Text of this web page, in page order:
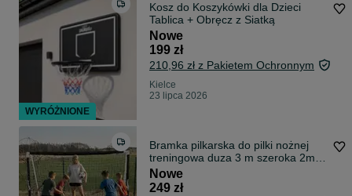
Kosz do Koszykówki dla Dzieci
Tablica + Obręcz z Siatką
Nowe
199 zł
210,96 zł z Pakietem Ochronnym
Kielce
23 lipca 2026
Bramka pilkarska do pilki nożnej
treningowa duza 3 m szeroka 2m
wysoka
Nowe
249 zł
WYRÓŻNIONE